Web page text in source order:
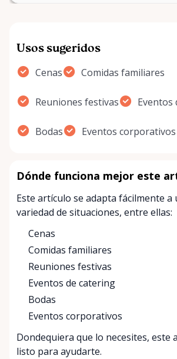
Usos sugeridos
Cenas Comidas familiares
Reuniones festivas Eventos
Bodas Eventos corporativos
Dónde funciona mejor este
Este artículo se adapta fácilmente a
variedad de situaciones, entre ellas:
Cenas
Comidas familiares
Reuniones festivas
Eventos de catering
Bodas
Eventos corporativos
Dondequiera que lo necesites, este
listo para ayudarte.